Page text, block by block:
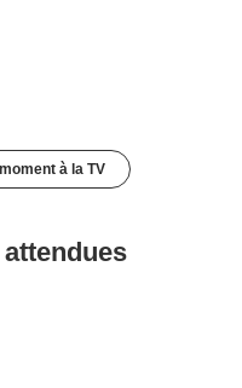
à la TV